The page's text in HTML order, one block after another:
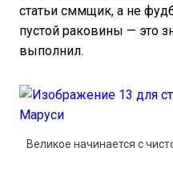
статьи сммщик, а не
пустой раковины — это
выполнил.
Великое начинается с